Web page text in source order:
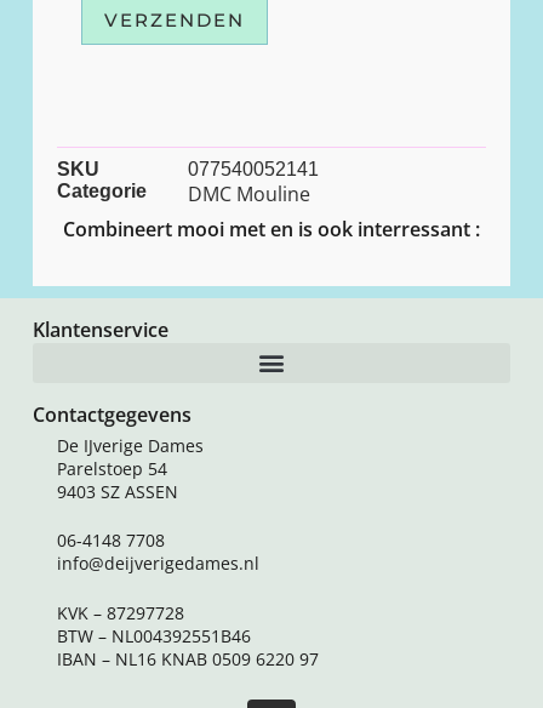
VERZENDEN
SKU
077540052141
Categorie
DMC Mouline
Combineert mooi met en is ook interressant :
Klantenservice
Contactgegevens
De IJverige Dames
Parelstoep 54
9403 SZ ASSEN
06-4148 7708
info@deijverigedames.nl
KVK – 87297728
BTW – NL004392551B46
IBAN – NL16 KNAB 0509 6220 97